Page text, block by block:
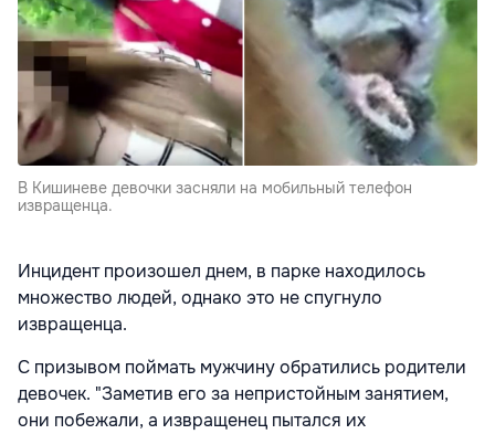
В Кишиневе девочки засняли на мобильный телефон
извращенца.
Инцидент произошел днем, в парке находилось
множество людей, однако это не спугнуло
извращенца.
С призывом поймать мужчину обратились родители
девочек. "Заметив его за непристойным занятием,
они побежали, а извращенец пытался их